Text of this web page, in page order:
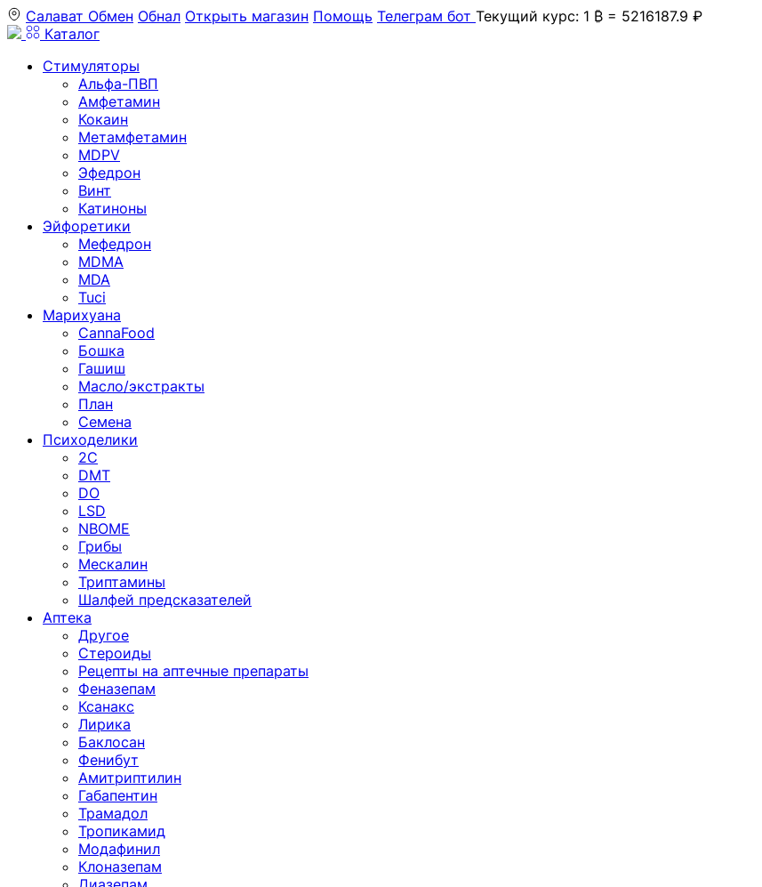
Салават Обмен Обнал Открыть магазин Помощь Телеграм бот Текущий курс: 1 ₿ = 5216187.9 ₽
Каталог
Стимуляторы
Альфа-ПВП
Амфетамин
Кокаин
Метамфетамин
MDPV
Эфедрон
Винт
Катиноны
Эйфоретики
Мефедрон
MDMA
MDA
Tuci
Марихуана
CannaFood
Бошка
Гашиш
Масло/экстракты
План
Семена
Психоделики
2C
DMT
DO
LSD
NBOME
Грибы
Мескалин
Триптамины
Шалфей предсказателей
Аптека
Другое
Стероиды
Рецепты на аптечные препараты
Феназепам
Ксанакс
Лирика
Баклосан
Фенибут
Амитриптилин
Габапентин
Трамадол
Тропикамид
Модафинил
Клоназепам